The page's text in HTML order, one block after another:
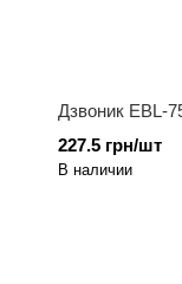
Дзвоник EBL-
227.5 грн/шт
В наличии